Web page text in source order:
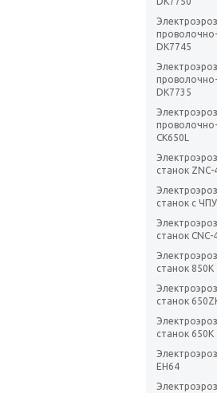
DK7745
DK7735
CK650L
станок ZNC-
станок с
станок CNC-
станок 850K
станок
станок 650K
EH64